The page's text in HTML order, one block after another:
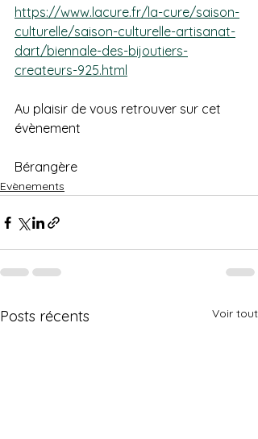
https://www.lacure.fr/la-cure/saison-
culturelle/saison-culturelle-artisanat-
dart/biennale-des-bijoutiers-
createurs-925.html
Au plaisir de vous retrouver sur cet
évènement
Bérangère
Evènements
Posts récents Voir tout